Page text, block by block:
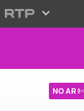
NO AR